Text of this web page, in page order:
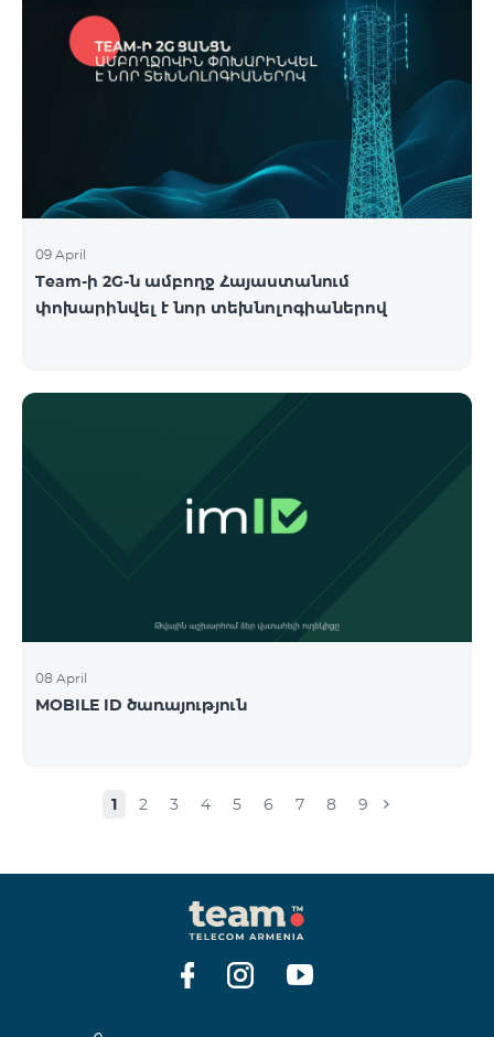
09 April
Team-ի 2G-ն ամբողջ Հայաստանում
փոխարինվել է նոր տեխնոլոգիաներով
08 April
MOBILE ID ծառայություն
1 2 3 4 5 6 7 8 9